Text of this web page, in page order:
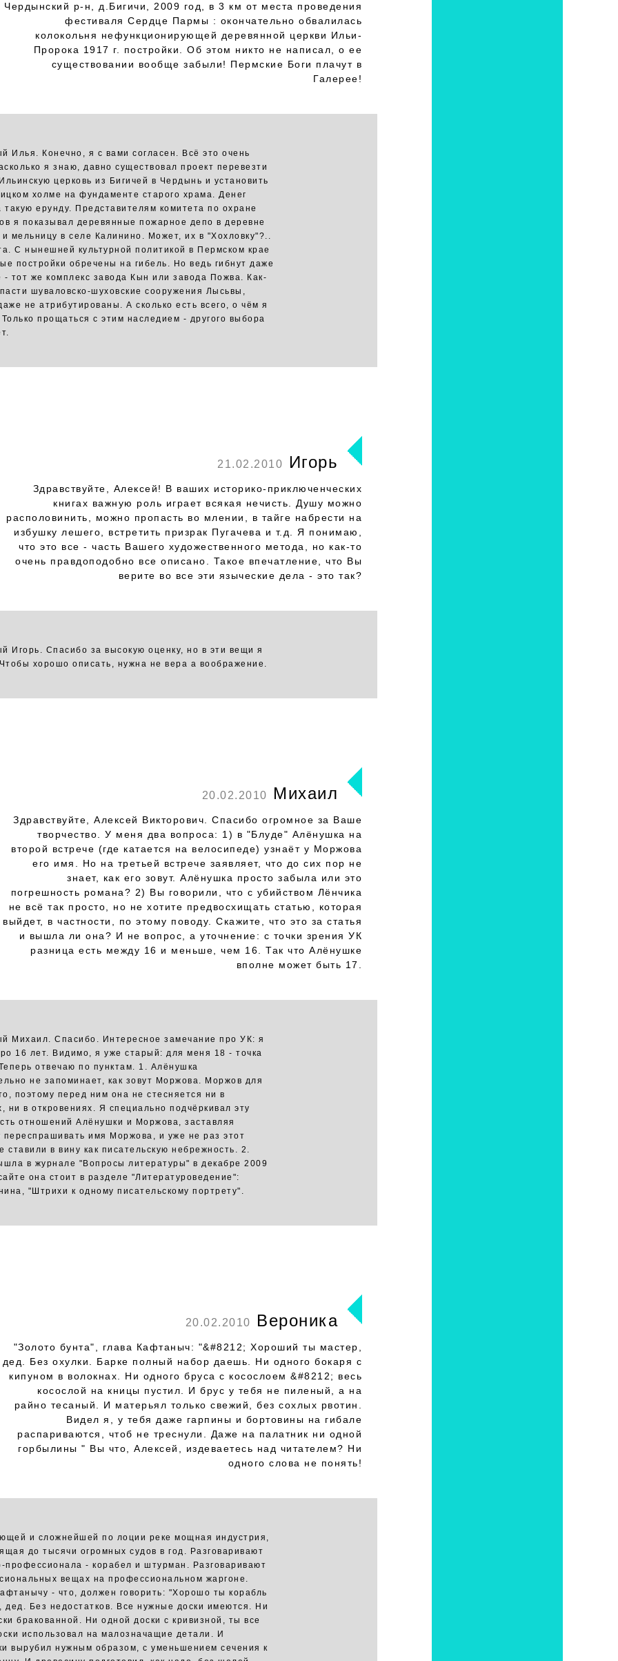
Чердынский р-н, д.Бигичи, 2009 год, в 3 км от места проведения
фестиваля Сердце Пармы : окончательно обвалилась
колокольня нефункционирующей деревянной церкви Ильи-
Пророка 1917 г. постройки. Об этом никто не написал, о ее
существовании вообще забыли! Пермские Боги плачут в
Галерее!
Илья. Конечно, я с вами согласен. Всё это очень
я знаю, давно существовал проект перевезти
церковь из Бигичей в Чердынь и установить
холме на фундаменте старого храма. Денег
такую ерунду. Представителям комитета по охране
я показывал деревянные пожарное депо в деревне
и мельницу в селе Калинино. Может, их в "Хохловку"?..
С нынешней культурной политикой в Пермском крае
постройки обречены на гибель. Но ведь гибнут даже
- тот же комплекс завода Кын или завода Пожва. Как-
шуваловско-шуховские сооружения Лысьвы,
не атрибутированы. А сколько есть всего, о чём я
прощаться с этим наследием - другого выбора
21.02.2010 Игорь
Здравствуйте, Алексей! В ваших историко-приключенческих
книгах важную роль играет всякая нечисть. Душу можно
располовинить, можно пропасть во млении, в тайге набрести на
избушку лешего, встретить призрак Пугачева и т.д. Я понимаю,
что это все - часть Вашего художественного метода, но как-то
очень правдоподобно все описано. Такое впечатление, что Вы
верите во все эти языческие дела - это так?
Игорь. Спасибо за высокую оценку, но в эти вещи я
хорошо описать, нужна не вера а воображение.
20.02.2010 Михаил
Здравствуйте, Алексей Викторович. Спасибо огромное за Ваше
творчество. У меня два вопроса: 1) в "Блуде" Алёнушка на
второй встрече (где катается на велосипеде) узнаёт у Моржова
его имя. Но на третьей встрече заявляет, что до сих пор не
знает, как его зовут. Алёнушка просто забыла или это
погрешность романа? 2) Вы говорили, что с убийством Лёнчика
не всё так просто, но не хотите предвосхищать статью, которая
выйдет, в частности, по этому поводу. Скажите, что это за статья
и вышла ли она? И не вопрос, а уточнение: с точки зрения УК
разница есть между 16 и меньше, чем 16. Так что Алёнушке
вполне может быть 17.
Михаил. Спасибо. Интересное замечание про УК: я
16 лет. Видимо, я уже старый: для меня 18 - точка
отвечаю по пунктам. 1. Алёнушка
не запоминает, как зовут Моржова. Моржов для
поэтому перед ним она не стесняется ни в
ни в откровениях. Я специально подчёркивал эту
отношений Алёнушки и Моржова, заставляя
переспрашивать имя Моржова, и уже не раз этот
ставили в вину как писательскую небрежность. 2.
в журнале "Вопросы литературы" в декабре 2009
она стоит в разделе "Литературоведение":
"Штрихи к одному писательскому портрету".
20.02.2010 Вероника
"Золото бунта", глава Кафтаныч: "&#8212; Хороший ты мастер,
дед. Без охулки. Барке полный набор даешь. Ни одного бокаря с
кипуном в волокнах. Ни одного бруса с косослоем &#8212; весь
косослой на кницы пустил. И брус у тебя не пиленый, а на
райно тесаный. И матерьял только свежий, без сохлых рвотин.
Видел я, у тебя даже гарпины и бортовины на гибале
распариваются, чтоб не треснули. Даже на палатник ни одной
горбылины " Вы что, Алексей, издеваетесь над читателем? Ни
одного слова не понять!
и сложнейшей по лоции реке мощная индустрия,
до тысячи огромных судов в год. Разговаривают
профессионала - корабел и штурман. Разговаривают
вещах на профессиональном жаргоне.
- что, должен говорить: "Хорошо ты корабль
дед. Без недостатков. Все нужные доски имеются. Ни
бракованной. Ни одной доски с кривизной, ты все
использовал на малозначащие детали. И
вырубил нужным образом, с уменьшением сечения к